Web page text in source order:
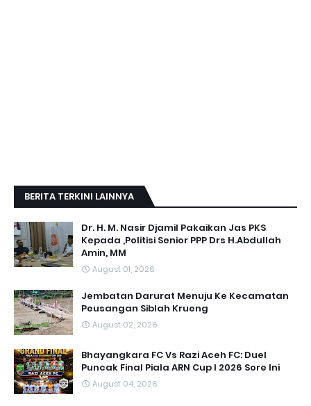
BERITA TERKINI LAINNYA
Dr. H. M. Nasir Djamil Pakaikan Jas PKS
Kepada ,Politisi Senior PPP Drs H.Abdullah
Amin, MM
August 01, 2026
Jembatan Darurat Menuju Ke Kecamatan
Peusangan Siblah Krueng
August 02, 2026
Bhayangkara FC Vs Razi Aceh FC: Duel
Puncak Final Piala ARN Cup I 2026 Sore Ini
August 04, 2026